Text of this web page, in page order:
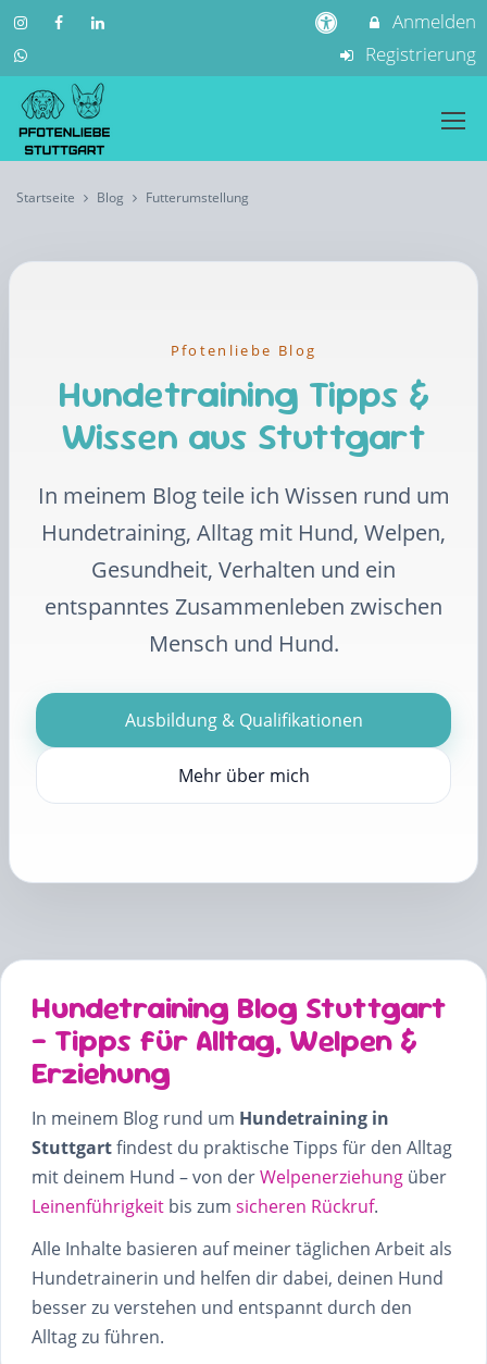
Anmelden
Registrierung
Startseite Blog Futterumstellung
Pfotenliebe Blog
Hundetraining Tipps &
Wissen aus Stuttgart
In meinem Blog teile ich Wissen rund um
Hundetraining, Alltag mit Hund, Welpen,
Gesundheit, Verhalten und ein
entspanntes Zusammenleben zwischen
Mensch und Hund.
Ausbildung & Qualifikationen
Mehr über mich
Hundetraining Blog Stuttgart
– Tipps für Alltag, Welpen &
Erziehung
In meinem Blog rund um Hundetraining in
Stuttgartfindest du praktische Tipps für den Alltag
mit deinem Hund – von derWelpenerziehung über
Leinenführigkeit bis zum sicheren Rückruf.
Alle Inhalte basieren auf meiner täglichen Arbeit als
Hundetrainerin und helfen dir dabei, deinen Hund
besser zu verstehen und entspannt durch den
Alltag zu führen.